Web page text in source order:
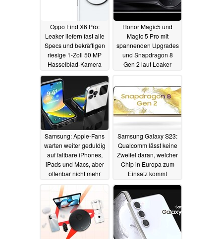
Oppo Find X6 Pro:
Leaker liefern fast alle
Specs und bekräftigen
riesige 1-Zoll 50 MP
Hasselblad-Kamera
06.11.2022
Honor Magic5 und
Magic 5 Pro mit
spannenden Upgrades
und Snapdragon 8
Gen 2 laut Leaker
Samsung: Apple-Fans
warten weiter geduldig
auf faltbare iPhones,
iPads und Macs, aber
offenbar nicht mehr
lange
05.11.2022
Samsung Galaxy S23:
Qualcomm lässt keine
Zweifel daran, welcher
Chip in Europa zum
Einsatz kommt
05.11.2022